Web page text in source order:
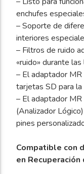
enchufes
– Soporte de
interiores
– Filtros de ruido
«ruido» durante
– El adaptador
tarjetas SD para la
– El adaptador
(Analizador
pines
Compatible con
en Recuperación